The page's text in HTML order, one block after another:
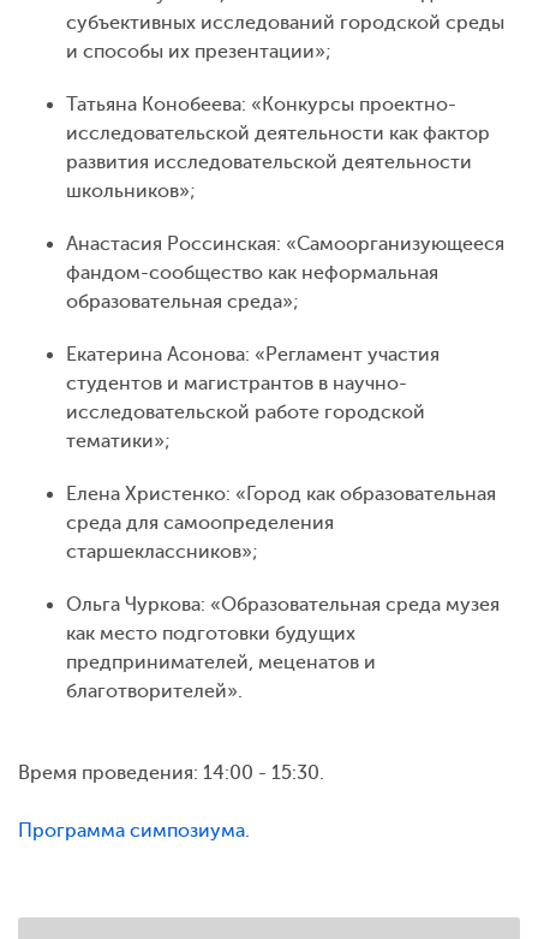
субъективных исследований городской среды
и способы их презентации»;
Татьяна Конобеева: «Конкурсы проектно-
исследовательской деятельности как фактор
развития исследовательской деятельности
школьников»;
Анастасия Россинская: «Самоорганизующееся
фандом-сообщество как неформальная
образовательная среда»;
Екатерина Асонова: «Регламент участия
студентов и магистрантов в научно-
исследовательской работе городской
тематики»;
Елена Христенко: «Город как образовательная
среда для самоопределения
старшеклассников»;
Ольга Чуркова: «Образовательная среда музея
как место подготовки будущих
предпринимателей, меценатов и
благотворителей».
Время проведения: 14:00 - 15:30.
Программа симпозиума.